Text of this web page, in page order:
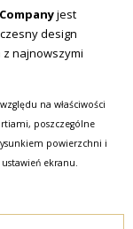
jest
design
najnowszymi
na właściwości
poszczególne
powierzchni i
ekranu.